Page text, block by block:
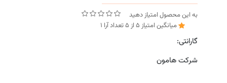
به این محصول امتیاز دهید
میانگین امتیاز 5 از 5تعداد آرا 1
گارانتی:
شرکت هامون